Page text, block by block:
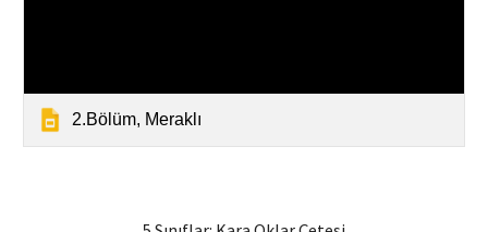
2.Bölüm, Meraklı